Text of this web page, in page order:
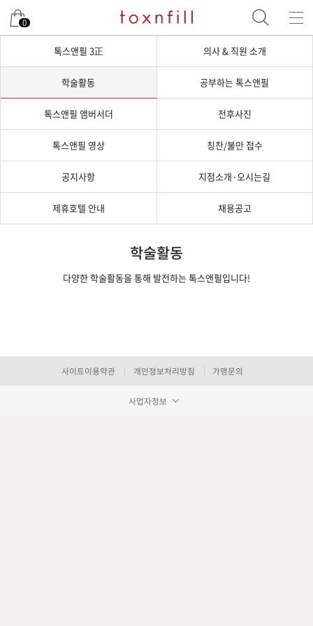
0
톡스앤필 3正 의사 & 직원 소개
학술활동 공부하는 톡스앤필
톡스앤필 앰버서더 전후사진
톡스앤필 영상 칭찬/불만 접수
공지사항 지점소개·오시는길
제휴호텔 안내 채용공고
학술활동
다양한 학술활동을 통해 발전하는 톡스앤필입니다!
사이트이용약관 개인정보처리방침 가맹문의
사업자정보